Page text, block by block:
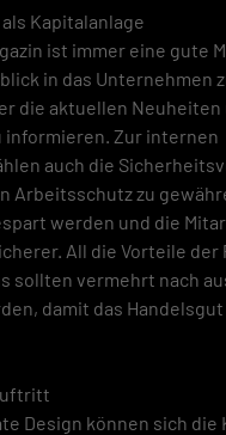
Kapitalanlage
ist immer eine gute
in das Unternehmen
die aktuellen Neuheiten
informieren. Zur internen
auch die
Arbeitsschutz zu
werden und die
All die Vorteile der
sollten vermehrt nach
damit das
Design können sich die